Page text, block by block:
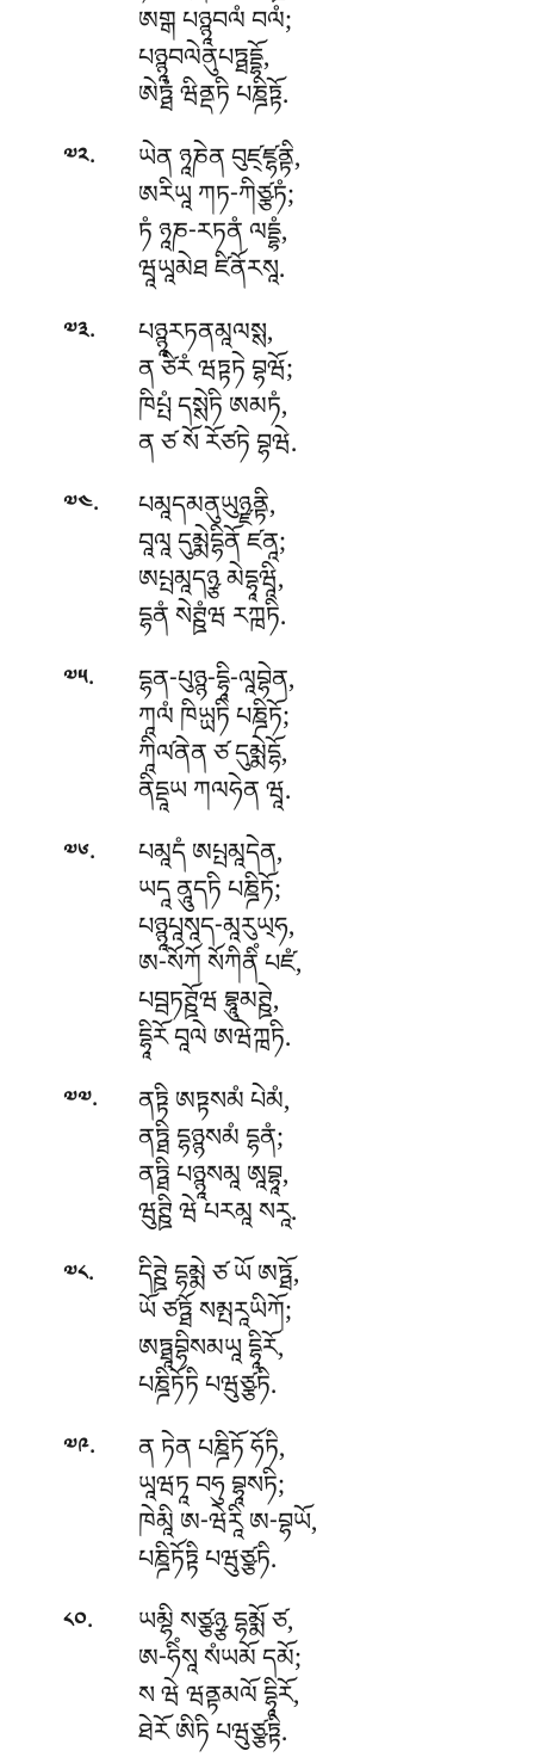
ཨགྒ པཉྙཱབལཾ བལཾ;
པཉྙཱབལེནུཔཏྠདྡྷོ,
ཨེཏྠཾ ཝིནྡཏི པཎྜིཏྟོ.
༧༢. ཡེནཉཱཎེན བུཛ྄ཛྷནྟི,
ཨརིཡཱ ཀཏ-ཀིཙྩཏཾ;
ཏཾ ཉཱཎ-རཏནཾ ལདྡྷཾ,
ཝཱཡཱམེཐ ཛིནོརསཱ.
༧༣. པཉྙཱརཏནམཱལསྶ,
ན ཙིརཾ ཝཏྟཏེ བྷཝོ;
ཁིཔྤཾ དསྶེཏི ཨམཏཾ,
ན ཙ སོ རོཙཏེ བྷཝེ.
༧༤. པམཱདམནུཡུཉྫནྟི,
བཱལཱ དུམྨེདྷིནོ ཛནཱ;
ཨཔྤམཱདཉྩ མེདྷཱཝཱི,
དྷནཾ སེཊྛཾཝ རཀྑཏི.
༧༥. དྷན-པུཉྙ-དྷཱི-ལཱབྷེན,
ཀཱལཾ ཁིཡྻཏི པཎྜིཏོ;
ཀཱིལ༹ནེན ཙ དུམྨེདྷོ,
ནིདྡཱཡ ཀལཧེན ཝཱ.
༧༦. པམཱདཾཨཔྤམཱདེན,
ཡདཱ ནཱུདཏི པཎྜིཏོ;
པཉྙཱཔཱསཱད-མཱརུཡ྄ཧ,
ཨ-སོཀོ སོཀིནིཾ པཛཾ,
པབྦཏཊྛོཝ བྷཱུམཊྛེ,
དྷཱིརོ བཱལེ ཨཝེཀྑཏི.
༧༧. ནཏྟིཨཏྟསམཾ པེམཾ,
ནཏྠི དྷཉྙསམཾ དྷནཾ;
ནཏྠི པཉྙཱསམཱ ཨཱབྷཱ,
ཝུཊྛི ཝེ པརམཱ སརཱ.
༧༨. དིཊྛེདྷམྨེ ཙ ཡོ ཨཏྠོ,
ཡོ ཙཏྠོ སམྤརཱཡིཀོ;
ཨཏྠཱབྷིསམཡཱ དྷཱིརོ,
པཎྜིཏོཏི པཝུཙྩཏི.
༧༩. ནཏེན པཎྜིཏོ ཧོཏི,
ཡཱཝཏཱ བཧུ བྷཱསཏི;
ཁེམཱི ཨ-ཝེརཱི ཨ-བྷཡོ,
པཎྜིཏོཏྟི པཝུཙྩཏི.
༨༠. ཡམྷིསཙྩཉྩ དྷམྨོ ཙ,
ཨ-ཧིཾསཱ སཾཡམོ དམོ;
ས ཝེ ཝནྟམལོ དྷཱིརོ,
ཐེརོ ཨིཏི པཝུཙྩཏྟི.